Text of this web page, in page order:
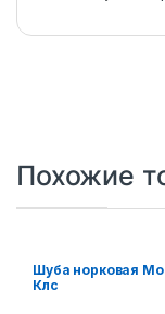
Похожие
Шуба норковая
Клс